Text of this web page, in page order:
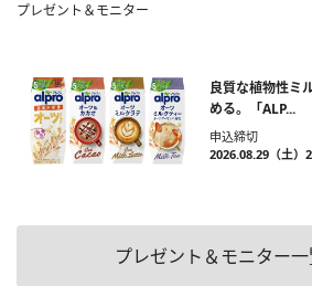
プレゼント＆モニター
良質な植物性ミ
める。「ALP...
申込締切
2026.08.29（土）
プレゼント＆モニター